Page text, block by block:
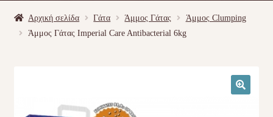
Κουνέλι
Αρχική σελίδα Γάτα Άμμος Γάτας
Άμμος Clumping
Άμμος Γάτας Imperial Care Antibacterial 6kg